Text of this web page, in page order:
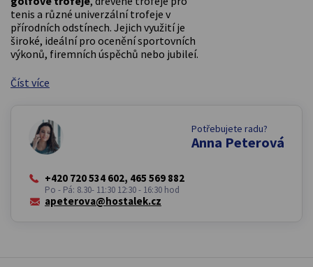
tenis a různé univerzální trofeje v
přírodních odstínech. Jejich využití je
široké, ideální pro ocenění sportovních
výkonů, firemních úspěchů nebo jubileí.
Číst více
Potřebujete radu?
Anna Peterová
+420 720 534 602, 465 569 882
Po - Pá: 8.30- 11:30 12:30 - 16:30 hod
apeterova@hostalek.cz